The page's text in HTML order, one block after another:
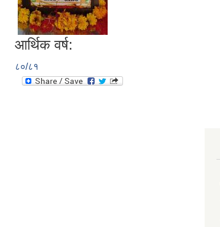
आर्थिक वर्ष:
८०/८१